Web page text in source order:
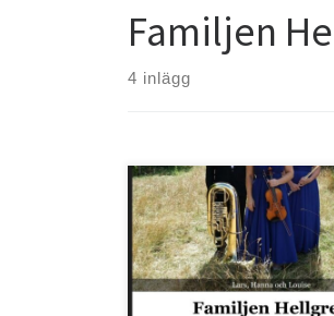
Familjen
4 inlägg
Bostället 30/7